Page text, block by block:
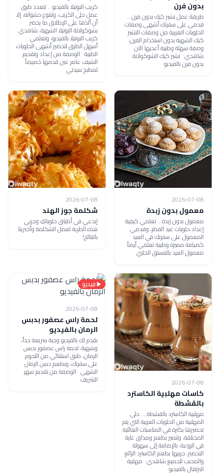
بدون فرن
طريقة عمل تشيز كيك بدون فرن ..
قدمي على سفرتك أشهى وصفات
الحلويات الغربية من وصفات التشيز
كيك الشهية بدون استخدام الفرن،
وصفة سهلة وطيبة أعديها الآن
شاهدي: تشيز كيك الشوكولاتة
بدون فرن بالفيديو
كريب النوتيلا بالفيديو .. تتعدد طرق
عمل حلى الكريب، وتتنوع حشواته، إلا
أن ألذها على الإطلاق ما يحضر
بشوكولاتة النوتيلا الشهية، شاهدي
كريب النوتيلا بالفيديو، وتعلمي
أسهل الطرق لتحضير أشهى الحلويات
الطيبة الوصفة من إعداد وتقديم
الشيف عامر غبن قدمها خصيصاً
لمطبخ سيدتي
2026-07-08
معمول بدون زبدة
معمول بدون زبدة .. تعلمي كيفية
إعداد حلويات عيد الفطر، وقدمي
المعمول على سفرتك في العيد
كضيافة مميزة وطيبة تعلمي أيضاً:
معمول العيد بالفستق الحلبي
2026-07-08
شكلمة جوز الهند
إبدعي في أطباق حلوياتكِ وجربي
هذه الطرية لعمل الشكلمة وأخبرينا
بالنتائج!
2026-07-08
كاسات مهلبية الكاسترد
بالقشطة
مهلبية الكاسترد بالقشطة ... حلى
المهلبية من الحلويات العربية التي يتم
تحضيرها بكثرة في المناسبات العائلية
المختلفة، وتتميز بطعم ومذاق غاية
في الروعة، بالإضافة إلى سهولة
التحضير، جربيها بطعم الكاسترد الرائع
والمحبب للجميع شاهدي: مهلبية
البرتقال بالفيديو
فيديو
2026-07-08
لحمة راس عصفور بدبس
الرمان بالفيديو
نقدم لك بالفيديو وجبة سريعة جداً،
وشهية، لحمة راس عصفور بدبس
الرمان، طبق استثنائي من اللحوم
على سفرتك، وبطعم دبس الرمان
الشهي الوصفة من تقديم سهر
الشريف